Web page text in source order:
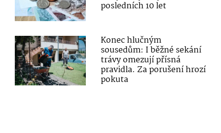
posledních 10 let
Konec hlučným
sousedům: I běžné sekání
trávy omezují přísná
pravidla. Za porušení hrozí
pokuta